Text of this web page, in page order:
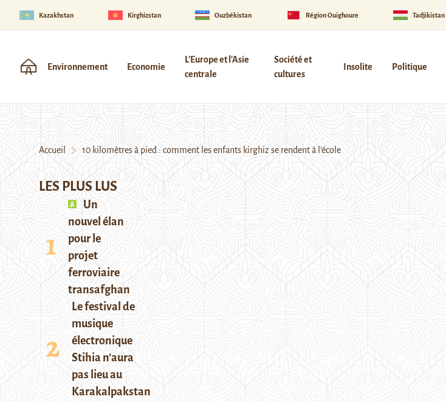
Kazakhstan Kirghizstan Ouzbékistan Région Ouïghoure Tadjikistan
Environnement Economie
L'Europe et l'Asie
centrale
Société et
cultures
Insolite Politique
Accueil 10 kilomètres à pied : comment les enfants kirghiz se rendent à l’école
LES PLUS LUS
Un
nouvel élan
pour le
projet
ferroviaire
transafghan
Le festival de
musique
électronique
Stihia n’aura
pas lieu au
Karakalpakstan